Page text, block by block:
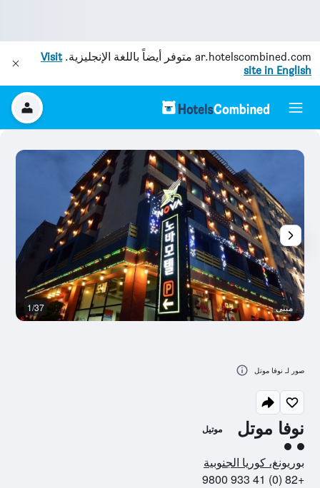
ar.hotelscombined.com متوفر أيضاً باللغة الإنجليزية.Visit
site in English
نوفا موتل موتيل
تقييم فئة 2
بوريونغ، كوريا الجنوبية
+82 (0) 41 933 9800
مبنى 1/37
صور لـ نوفا موتل